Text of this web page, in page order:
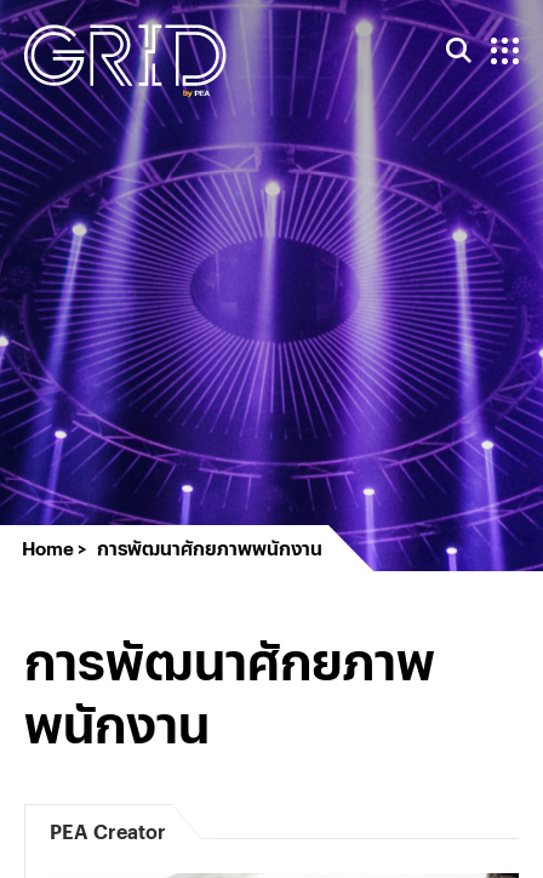
Home การพัฒนาศักยภาพพนักงาน
การพัฒนาศักยภาพ
พนักงาน
PEA Creator